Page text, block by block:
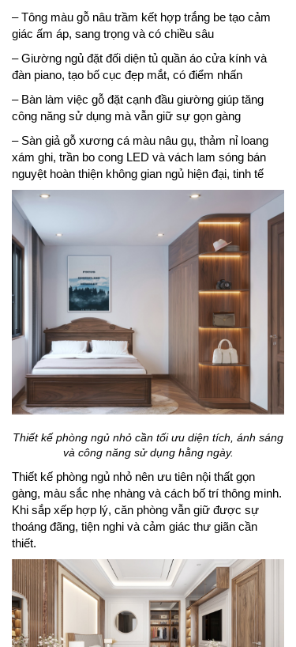
– Tông màu gỗ nâu trầm kết hợp trắng be tạo cảm
giác ấm áp, sang trọng và có chiều sâu
– Giường ngủ đặt đối diện tủ quần áo cửa kính và
đàn piano, tạo bố cục đẹp mắt, có điểm nhấn
– Bàn làm việc gỗ đặt cạnh đầu giường giúp tăng
công năng sử dụng mà vẫn giữ sự gọn gàng
– Sàn giả gỗ xương cá màu nâu gụ, thảm nỉ loang
xám ghi, trần bo cong LED và vách lam sóng bán
nguyệt hoàn thiện không gian ngủ hiện đại, tinh tế
Thiết kế phòng ngủ nhỏ cần tối ưu diện tích, ánh sáng
và công năng sử dụng hằng ngày.
Thiết kế phòng ngủ nhỏ nên ưu tiên nội thất gọn
gàng, màu sắc nhẹ nhàng và cách bố trí thông minh.
Khi sắp xếp hợp lý, căn phòng vẫn giữ được sự
thoáng đãng, tiện nghi và cảm giác thư giãn cần
thiết.